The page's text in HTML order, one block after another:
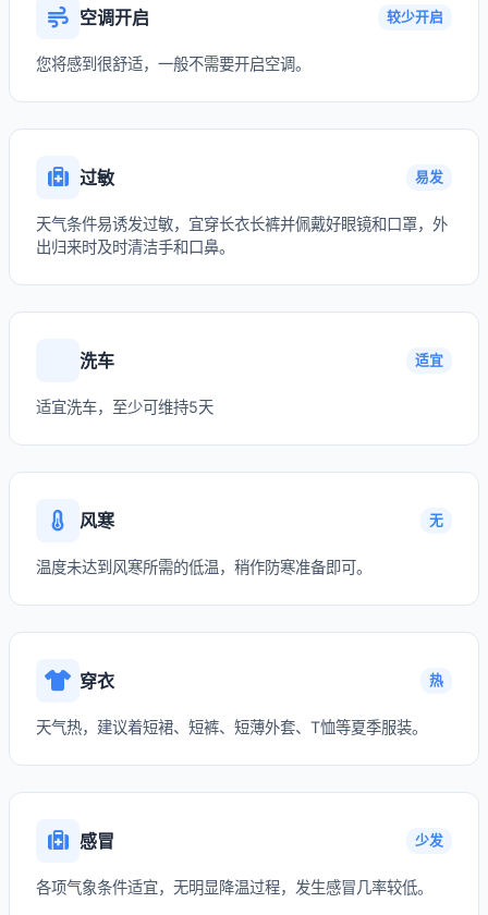
空调开启 较少开启
您将感到很舒适，一般不需要开启空调。
过敏 易发
天气条件易诱发过敏，宜穿长衣长裤并佩戴好眼镜和口罩，外
出归来时及时清洁手和口鼻。
洗车 适宜
适宜洗车，至少可维持5天
风寒 无
温度未达到风寒所需的低温，稍作防寒准备即可。
穿衣 热
天气热，建议着短裙、短裤、短薄外套、T恤等夏季服装。
感冒 少发
各项气象条件适宜，无明显降温过程，发生感冒几率较低。